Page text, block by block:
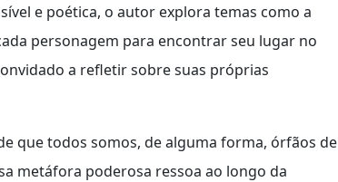
e poética, o autor explora temas como a
personagem para encontrar seu lugar no
a refletir sobre suas próprias
que todos somos, de alguma forma, órfãos de
metáfora poderosa ressoa ao longo da